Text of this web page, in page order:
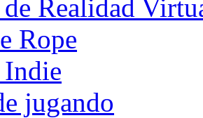
de Realidad
Rope
Indie
jugando